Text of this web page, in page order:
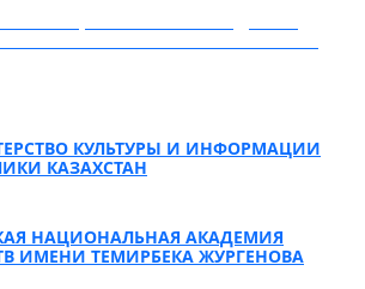
КУЛЬТУРЫ И ИНФОРМАЦИИ
КАЗАХСТАН
НАЦИОНАЛЬНАЯ АКАДЕМИЯ
ИМЕНИ ТЕМИРБЕКА ЖУРГЕНОВА